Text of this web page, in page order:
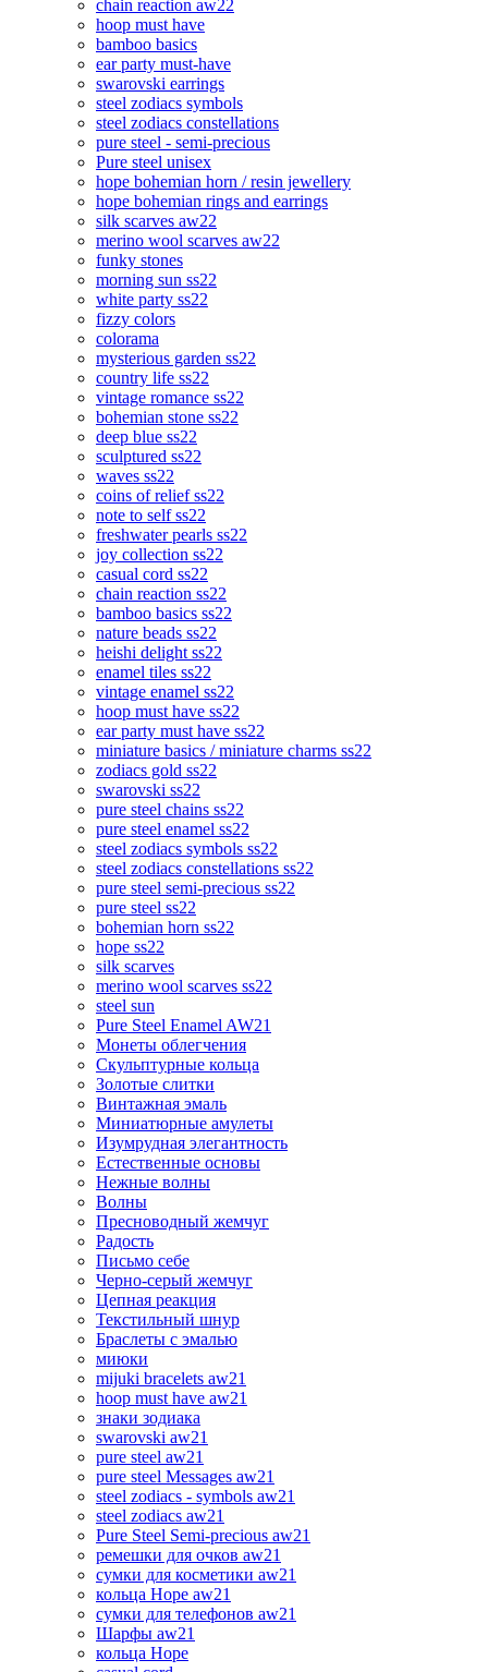
chain reaction aw22
hoop must have
bamboo basics
ear party must-have
swarovski earrings
steel zodiacs symbols
steel zodiacs constellations
pure steel - semi-precious
Pure steel unisex
hope bohemian horn / resin jewellery
hope bohemian rings and earrings
silk scarves aw22
merino wool scarves aw22
funky stones
morning sun ss22
white party ss22
fizzy colors
colorama
mysterious garden ss22
country life ss22
vintage romance ss22
bohemian stone ss22
deep blue ss22
sculptured ss22
waves ss22
coins of relief ss22
note to self ss22
freshwater pearls ss22
joy collection ss22
casual cord ss22
chain reaction ss22
bamboo basics ss22
nature beads ss22
heishi delight ss22
enamel tiles ss22
vintage enamel ss22
hoop must have ss22
ear party must have ss22
miniature basics / miniature charms ss22
zodiacs gold ss22
swarovski ss22
pure steel chains ss22
pure steel enamel ss22
steel zodiacs symbols ss22
steel zodiacs constellations ss22
pure steel semi-precious ss22
pure steel ss22
bohemian horn ss22
hope ss22
silk scarves
merino wool scarves ss22
steel sun
Pure Steel Enamel AW21
Монеты облегчения
Скульптурные кольца
Золотые слитки
Винтажная эмаль
Миниатюрные амулеты
Изумрудная элегантность
Естественные основы
Нежные волны
Волны
Пресноводный жемчуг
Радость
Письмо себе
Черно-серый жемчуг
Цепная реакция
Текстильный шнур
Браслеты с эмалью
миюки
mijuki bracelets aw21
hoop must have aw21
знаки зодиака
swarovski aw21
pure steel aw21
pure steel Messages aw21
steel zodiacs - symbols aw21
steel zodiacs aw21
Pure Steel Semi-precious aw21
ремешки для очков aw21
сумки для косметики aw21
кольца Hope aw21
сумки для телефонов aw21
Шарфы aw21
кольца Hope